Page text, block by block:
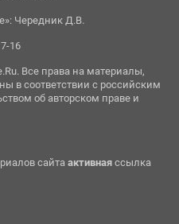
Чередник Д.В.
16
Все права на материалы,
в соответствии с российским
об авторском праве и
сайтаактивнаяссылка